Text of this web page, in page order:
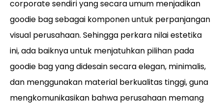
corporate sendiri yang secara umum menjadikan
goodie bag sebagai komponen untuk perpanjangan
visual perusahaan. Sehingga perkara nilai estetika
ini, ada baiknya untuk menjatuhkan pilihan pada
goodie bag yang didesain secara elegan, minimalis,
dan menggunakan material berkualitas tinggi, guna
mengkomunikasikan bahwa perusahaan memang